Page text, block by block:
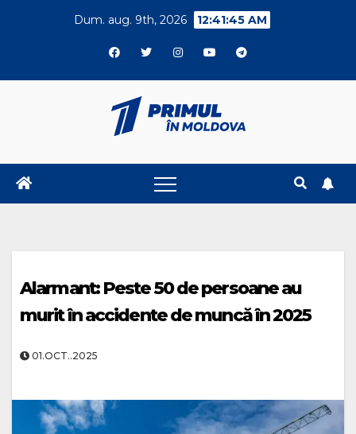
Dum. aug. 9th, 2026 12:41:46 AM
Alarmant: Peste 50 de persoane au
murit în accidente de muncă în 2025
01.OCT..2025